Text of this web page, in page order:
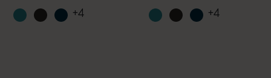
+4 +4